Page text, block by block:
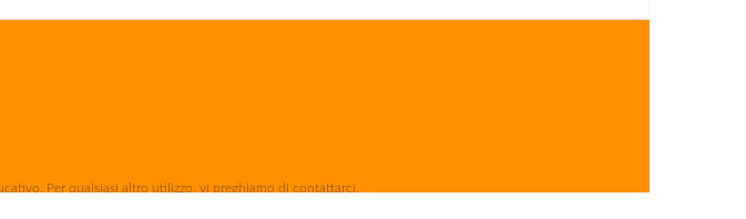
Per qualsiasi altro utilizzo, vi preghiamo di contattarci.